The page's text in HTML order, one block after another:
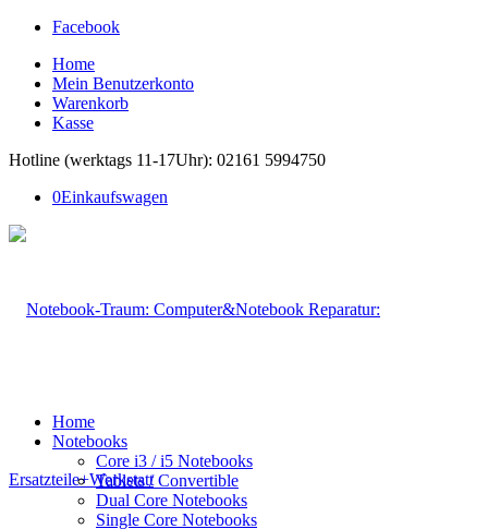
Facebook
Home
Mein Benutzerkonto
Warenkorb
Kasse
Hotline (werktags 11-17Uhr): 02161 5994750
0Einkaufswagen
Home
Notebooks
Core i3 / i5 Notebooks
Tablets / Convertible
Dual Core Notebooks
Single Core Notebooks